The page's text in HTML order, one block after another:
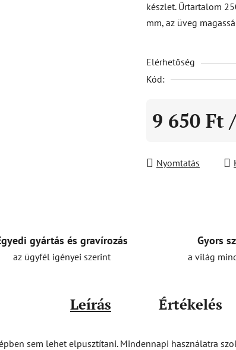
5-
ből
csillag.
készlet. Űrtartalom
mm, az üveg
Elérhetőség
Kód:
9 650 Ft
Nyomtatás
gyártás és gravírozás
az ügyfél igényei szerint
Gyors
a világ
Leírás Értékelés
sem lehet elpusztítani. Mindennapi használatra